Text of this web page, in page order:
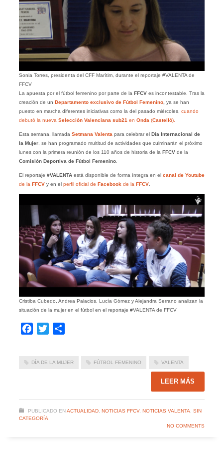
Sonia Torres, presidenta del CFF Marítim, durante el reportaje #VALENTA de
FFCV
La apuesta por el fútbol femenino por parte de la FFCVes incontestable. Tras la
creación de un Departamento exclusivo de Fútbol Femenino, ya se han
puesto en marcha diferentes iniciativas como la del pasado miércoles, cuando
debutó la nueva Selección Valenciana sub21 en Onda (Castelló).
Esta semana, llamada Setmana Valenta para celebrar el Día Internacional de
la Mujer, se han programado multitud de actividades que culminarán el próximo
lunes con la primera reunión de los 110 años de historia de la FFCVde la
Comisión Deportiva de Fútbol Femenino.
El reportaje #VALENTAestá disponible de forma íntegra en el canal de Youtube
de la FFCVy en el perfil oficial de Facebook de la FFCV.
Cristiba Cubedo, Andrea Palacios, Lucía Gómez y Alejandra Serrano analizan la
situación de la mujer en el fútbol en el reportaje #VALENTA de FFCV
Facebook
Twitter
DÍA DE LA MUJER FÚTBOL FEMENINO VALENTA
LEER MÁS
PUBLICADO EN ACTUALIDAD, NOTICIAS FFCV, NOTICIAS VALENTA, SIN
CATEGORÍA
NO COMMENTS